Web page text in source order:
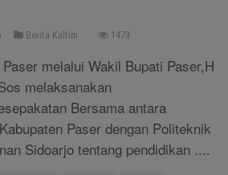
Berita Kaltim 1473
melalui Wakil Bupati Paser,H
melaksanakan
Bersama antara
Paser dengan Politeknik
Sidoarjo tentang pendidikan ....